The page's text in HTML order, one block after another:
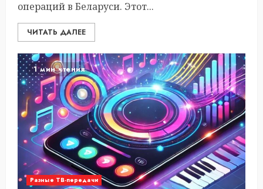
операций в Беларуси. Этот...
ЧИТАТЬ ДАЛЕЕ
1 мин чтения
Разные ТВ-передачи